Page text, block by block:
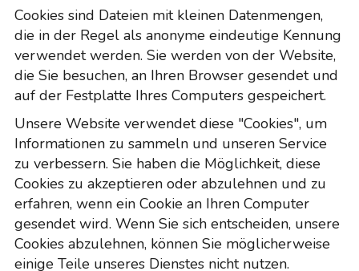
Cookies sind Dateien mit kleinen Datenmengen,
die in der Regel als anonyme eindeutige Kennung
verwendet werden. Sie werden von der Website,
die Sie besuchen, an Ihren Browser gesendet und
auf der Festplatte Ihres Computers gespeichert.
Unsere Website verwendet diese "Cookies", um
Informationen zu sammeln und unseren Service
zu verbessern. Sie haben die Möglichkeit, diese
Cookies zu akzeptieren oder abzulehnen und zu
erfahren, wenn ein Cookie an Ihren Computer
gesendet wird. Wenn Sie sich entscheiden, unsere
Cookies abzulehnen, können Sie möglicherweise
einige Teile unseres Dienstes nicht nutzen.